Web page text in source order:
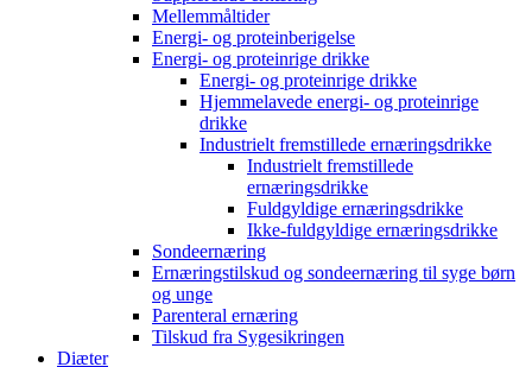
Mellemmåltider
Energi- og proteinberigelse
Energi- og proteinrige drikke
Energi- og proteinrige drikke
Hjemmelavede energi- og proteinrige
drikke
Industrielt fremstillede ernæringsdrikke
Industrielt fremstillede
ernæringsdrikke
Fuldgyldige ernæringsdrikke
Ikke-fuldgyldige ernæringsdrikke
Sondeernæring
Ernæringstilskud og sondeernæring til syge børn
og unge
Parenteral ernæring
Tilskud fra Sygesikringen
Diæter